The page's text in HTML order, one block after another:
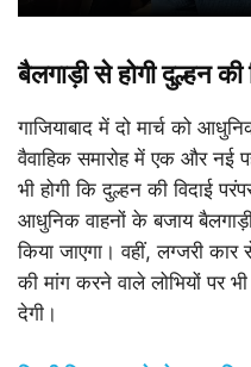
बैलगाड़ी से होगी दुल्हन की
गाजियाबाद में दो मार्च को
वैवाहिक समारोह में एक और नई
भी होगी कि दुल्हन की विदाई
आधुनिक वाहनों के बजाय
किया जाएगा। वहीं, लग्जरी
की मांग करने वाले लोभियों पर
देगी।